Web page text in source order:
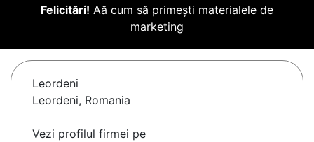
Felicitări! Aă cum să primești materialele de
marketing
Leordeni
Leordeni, Romania
Vezi profilul firmei pe